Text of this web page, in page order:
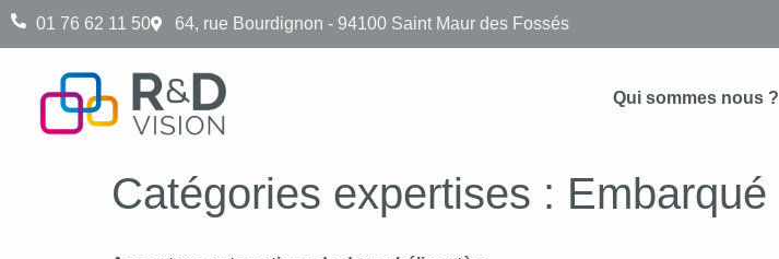
01 76 62 11 50 64, rue Bourdignon - 94100 Saint Maur des Fossés
Qui sommes nous ?
Catégories expertises : Embarqué